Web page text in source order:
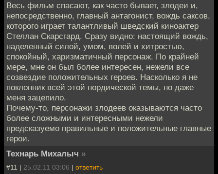
Весь фильм спасают, как часто бывает, злодеи и,
непосредственно, главный антагонист, вождь саксов,
которого играет талантливый шведский киноактер
Стеллан Скарсгард. Сразу видно: настоящий вождь,
наделенный силой, умом, волей и хитростью,
спокойный, харизматичный персонаж. По крайней
мере, мне он был более интересен, нежели все
созвездие положительных героев. Насколько я не
поклонник всей этой нордической темы, но даже
меня зацепило.
Почему-то, персонажи злодеев оказываются часто
более сложными и интересными нежели
предсказуемо правильные и положительные главные
герои.
Технарь Михалыч »
#11 | 25.02.11 03:06 | ответить